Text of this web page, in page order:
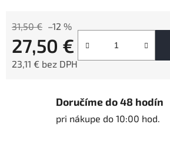
31,50 € –12 %
27,50 €
23,11 € bez DPH
Doručíme do 48 hodín
pri nákupe do 10:00 hod.